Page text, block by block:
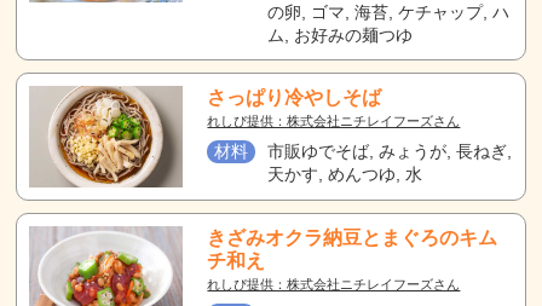
の卵, ゴマ, 海苔, ケチャップ, ハ
ム, お好みの麺つゆ
さっぱり冷やしそば
れしぴ提供：株式会社ニチレイフーズさん
材料
市販ゆでそば, みょうが, 長ねぎ,
天かす, めんつゆ, 水
きざみオクラ納豆とまぐろのキム
チ和え
れしぴ提供：株式会社ニチレイフーズさん